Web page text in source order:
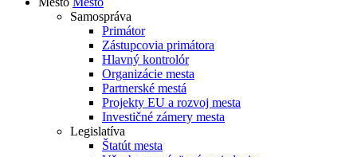
Samospráva
Primátor
Zástupcovia primátora
Hlavný kontrolór
Organizácie mesta
Partnerské mestá
Projekty EU a rozvoj mesta
Investičné zámery mesta
Legislatíva
Štatút mesta